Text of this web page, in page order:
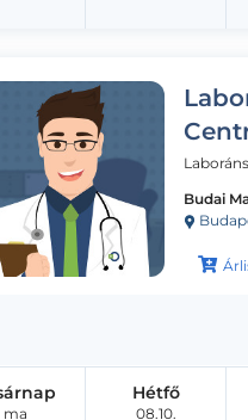
Budai
ma
Hétfő
08.10.